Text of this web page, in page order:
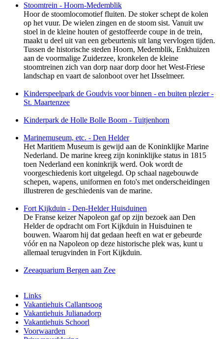
Stoomtrein - Hoorn-Medemblik
Hoor de stoomlocomotief fluiten. De stoker schept de kolen
op het vuur. De wielen zingen en de stoom sist. Vanuit uw
stoel in de kleine houten of gestoffeerde coupe in de trein,
maakt u deel uit van een gebeurtenis uit lang vervlogen tijden.
Tussen de historische steden Hoorn, Medemblik, Enkhuizen
aan de voormalige Zuiderzee, kronkelen de kleine
stoomtreinen zich van dorp naar dorp door het West-Friese
landschap en vaart de salonboot over het IJsselmeer.
Kinderspeelpark de Goudvis voor binnen - en buiten plezier -
St. Maartenzee
Kinderpark de Holle Bolle Boom - Tuitjenhorn
Marinemuseum, etc. - Den Helder
Het Maritiem Museum is gewijd aan de Koninklijke Marine
Nederland. De marine kreeg zijn koninklijke status in 1815
toen Nederland een koninkrijk werd. Ook wordt de
voorgeschiedenis kort uitgelegd. Op schaal nagebouwde
schepen, wapens, uniformen en foto's met onderscheidingen
illustreren de geschiedenis van de marine.
Fort Kijkduin - Den-Helder Huisduinen
De Franse keizer Napoleon gaf op zijn bezoek aan Den
Helder de opdracht om Fort Kijkduin in Huisduinen te
bouwen. Waarom hij dat gedaan heeft en wat er gebeurde
vóór en na Napoleon op deze historische plek was, kunt u
allemaal terugvinden in Fort Kijkduin.
Zeeaquarium Bergen aan Zee
Links
Vakantiehuis Callantsoog
Vakantiehuis Julianadorp
Vakantiehuis Schoorl
Voorwaarden